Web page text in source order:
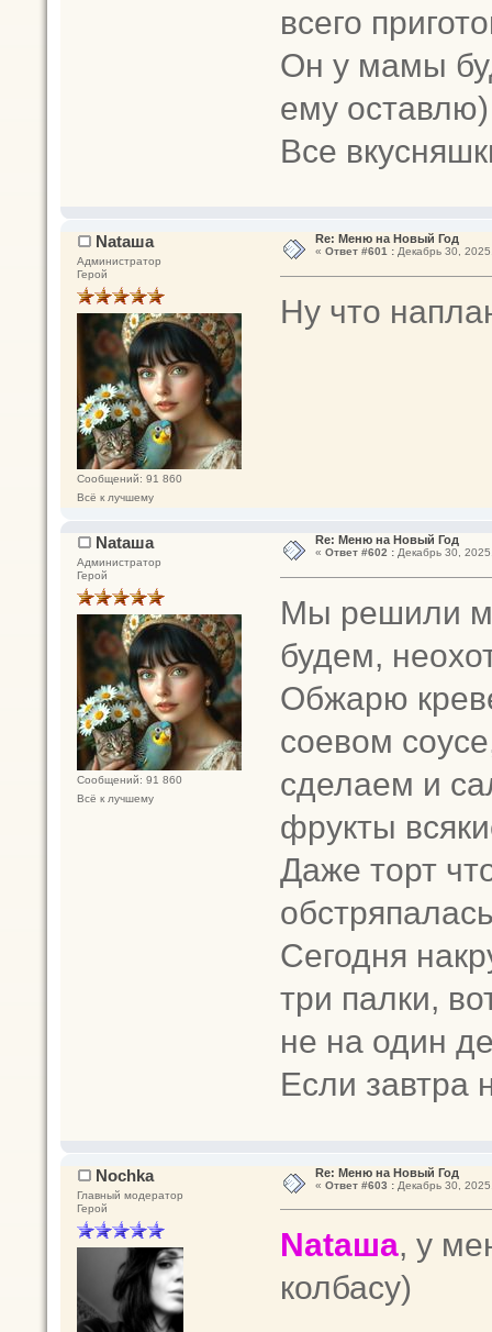
всего
Он у мамы
ему оставлю)
Все
Nataшa
Администратор
Герой
Сообщений: 91 860
Всё к лучшему
Re: Меню на Новый Год
« Ответ #601 :Декабрь 30,
Ну что
Nataшa
Администратор
Герой
Сообщений: 91 860
Всё к лучшему
Re: Меню на Новый Год
« Ответ #602 :Декабрь 30,
Мы решили
будем,
Обжарю
соевом
сделаем и
фрукты
Даже торт
Сегодня
три палки,
не на один
Если завтра
Nochka
Главный модератор
Герой
Re: Меню на Новый Год
« Ответ #603 :Декабрь 30,
Nataшa, у
колбасу)